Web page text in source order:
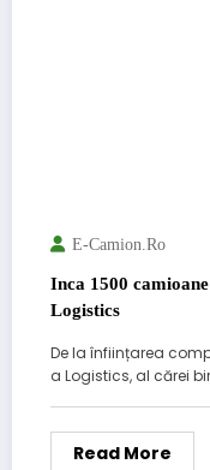
E-Camion.ro
Inca 1500
Logistics
De la înființarea
a Logistics, al cărei
Read More